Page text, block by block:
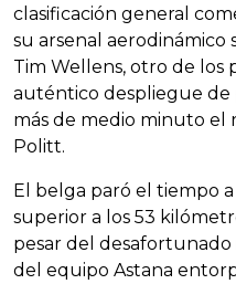
clasificación general
su arsenal aerodinámico
Tim Wellens, otro de los
auténtico despliegue de
más de medio minuto el
Politt.
El belga paró el tiempo
superior a los 53
pesar del
del equipo Astana